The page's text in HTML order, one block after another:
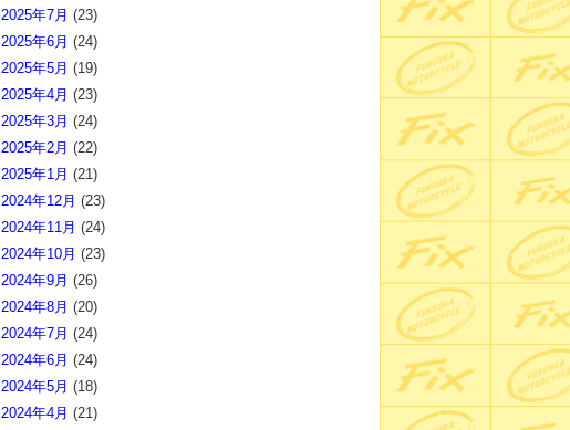
2025年7月 (23)
2025年6月 (24)
2025年5月 (19)
2025年4月 (23)
2025年3月 (24)
2025年2月 (22)
2025年1月 (21)
2024年12月 (23)
2024年11月 (24)
2024年10月 (23)
2024年9月 (26)
2024年8月 (20)
2024年7月 (24)
2024年6月 (24)
2024年5月 (18)
2024年4月 (21)